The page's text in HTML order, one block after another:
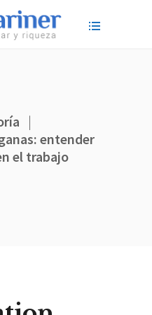
|
entender
el trabajo